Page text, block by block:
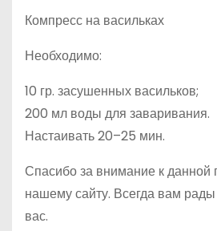
Компресс на васильках
Необходимо:
10 гр. засушенных васильков;
200 мл воды для заваривания.
Настаивать 20–25 мин.
Спасибо за внимание к данной
нашему сайту. Всегда вам
вас.